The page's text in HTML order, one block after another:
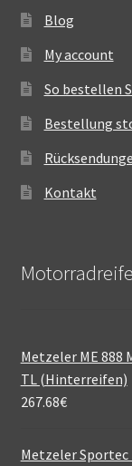
Blog
My account
So bestellen
Bestellung
Kontakt
Metzeler ME 888
TL (Hinterreifen)
267.68€
Metzeler Sportec